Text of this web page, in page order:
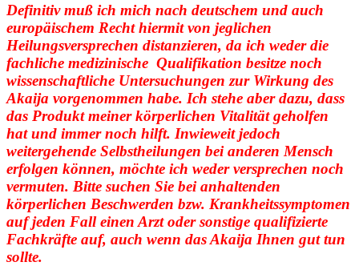
Definitiv muß ich mich nach deutschem und auch
europäischem Recht hiermit von jeglichen
Heilungsversprechen distanzieren, da ich weder die
fachliche medizinische Qualifikation besitze noch
wissenschaftliche Untersuchungen zur Wirkung des
Akaija vorgenommen habe. Ich stehe aber dazu, dass
das Produkt meiner körperlichen Vitalität geholfen
hat und immer noch hilft. Inwieweit jedoch
weitergehende Selbstheilungen bei anderen Mensch
erfolgen können, möchte ich weder versprechen noch
vermuten. Bitte suchen Sie bei anhaltenden
körperlichen Beschwerden bzw. Krankheitssymptomen
auf jeden Fall einen Arzt oder sonstige qualifizierte
Fachkräfte auf, auch wenn das Akaija Ihnen gut tun
sollte.